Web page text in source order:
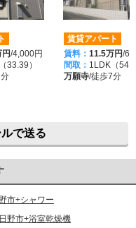
/4,000円
33.39）
賃貸アパート
賃料： 11.5万円/
間取： 1LDK（
万願寺/徒歩7分
で送る
市+シャワー
日野市+浴室乾燥機